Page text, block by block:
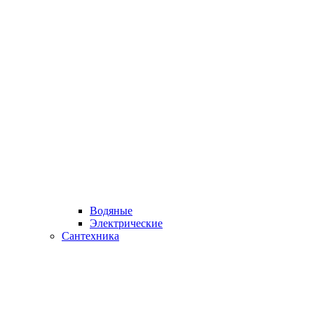
Водяные
Электрические
Сантехника